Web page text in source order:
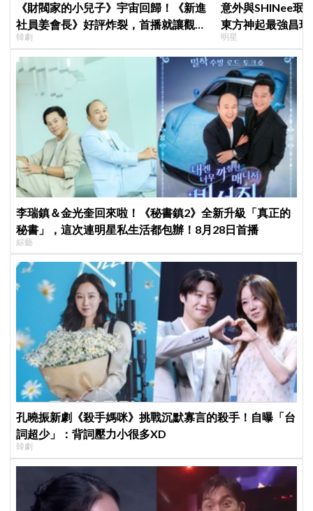
《財閥家的小兒子》宇宙回歸！《新進
社員姜會長》好評炸裂，首播就讓觀眾
多巴胺爆表
韓劇
意外與SHINee珉
東方神起最強昌
的」
明星
李瑞鎮＆金光奎回來啦！《秘書鎮2》全新升級「真正的
秘書」，這次連明星私生活都包辦！8月28日首播
綜藝
孔曉振新劇《殺手媽咪》挑戰沉默寡言的殺手！自曝「台
詞超少」：背詞壓力小很多XD
韓劇